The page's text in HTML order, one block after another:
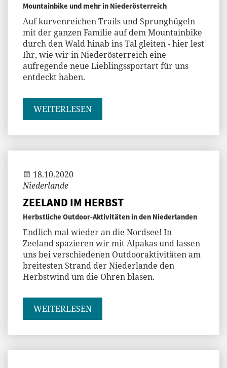
Mountainbike und mehr in Niederösterreich
Auf kurvenreichen Trails und Sprunghügeln
mit der ganzen Familie auf dem Mountainbike
durch den Wald hinab ins Tal gleiten - hier lest
Ihr, wie wir in Niederösterreich eine
aufregende neue Lieblingssportart für uns
entdeckt haben.
WEITERLESEN
18.10.2020
Niederlande
ZEELAND IM HERBST
Herbstliche Outdoor-Aktivitäten in den Niederlanden
Endlich mal wieder an die Nordsee! In
Zeeland spazieren wir mit Alpakas und lassen
uns bei verschiedenen Outdooraktivitäten am
breitesten Strand der Niederlande den
Herbstwind um die Ohren blasen.
WEITERLESEN